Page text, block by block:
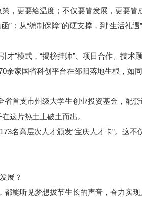
，更要给温度；不仅要管发展，更要管
从“编制保障”的硬支撑，到“生活礼遇
才”模式，“揭榜挂帅”、项目合作、技
余家国省科创平台在邵阳落地生根，如
首支市州级大学生创业投资基金，配套
这片热土上破土而出。
名高层次人才颁发“宝庆人才卡”。这不
展？
能听见梦想拔节生长的声音，奋力实